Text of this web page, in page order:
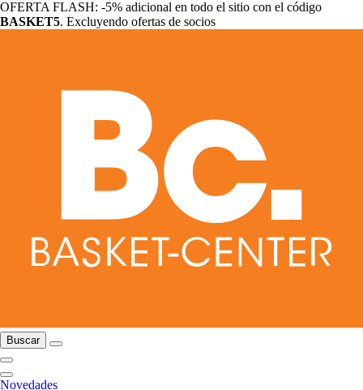
OFERTA FLASH: -5% adicional en todo el sitio con el código
BASKET5. Excluyendo ofertas de socios
Buscar
Novedades